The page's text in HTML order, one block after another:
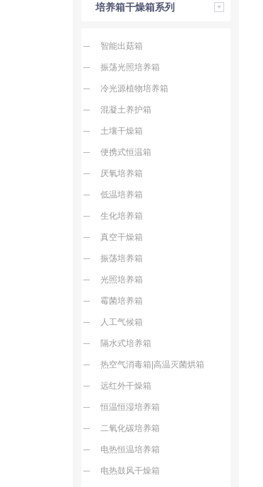
培养箱干燥箱系列
智能出菇箱
振荡光照培养箱
冷光源植物培养箱
混凝土养护箱
土壤干燥箱
便携式恒温箱
厌氧培养箱
低温培养箱
生化培养箱
真空干燥箱
振荡培养箱
光照培养箱
霉菌培养箱
人工气候箱
隔水式培养箱
热空气消毒箱|高温灭菌烘箱
远红外干燥箱
恒温恒湿培养箱
二氧化碳培养箱
电热恒温培养箱
电热鼓风干燥箱